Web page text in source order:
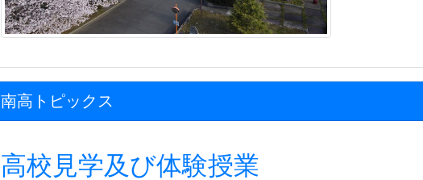
南高トピックス
高校見学及び体験授業